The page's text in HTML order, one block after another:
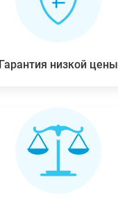
Гарантия низкой цены